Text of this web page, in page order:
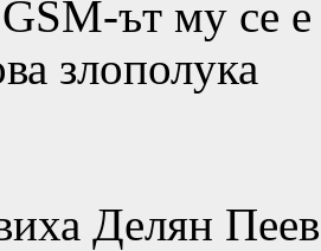
GSM-ът му се
злополука
Делян